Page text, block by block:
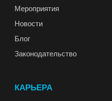
Мероприятия
Новости
Блог
Законодательство
КАРЬЕРА